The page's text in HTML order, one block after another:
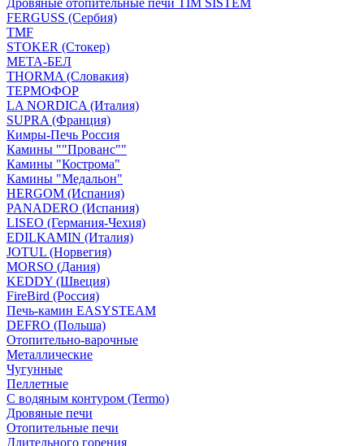
Дровяные отопительные печи TIM SISTEM
FERGUSS (Сербия)
TMF
STOKER (Стокер)
МЕТА-БЕЛ
THORMA (Словакия)
ТЕРМОФОР
LA NORDICA (Италия)
SUPRA (Франция)
Кимры-Печь Россия
Камины ""Прованс""
Камины "Кострома"
Камины "Медальон"
HERGOM (Испания)
PANADERO (Испания)
LISEO (Германия-Чехия)
EDILKAMIN (Италия)
JOTUL (Норвегия)
MORSO (Дания)
KEDDY (Швеция)
FireBird (Россия)
Печь-камин EASYSTEAM
DEFRO (Польша)
Отопительно-варочные
Металлические
Чугунные
Пеллетные
С водяным контуром (Termo)
Дровяные печи
Отопительные печи
Длительного горения